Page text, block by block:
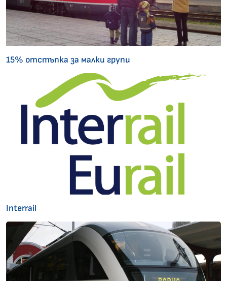
15% отстъпка за малки групи
Interrail